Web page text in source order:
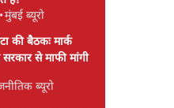
•मुंबई ब्यूरो
की बैठकः मार्क
से माफी मांगी
ब्यूरो